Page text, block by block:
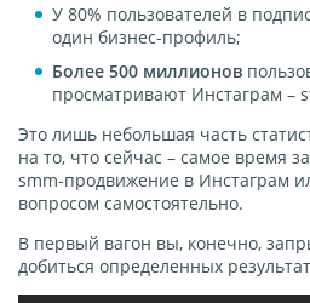
У 80% пользователей в
один бизнес-профиль;
Более 500 миллионов
просматривают Инстаграм –
Это лишь небольшая часть
на то, что сейчас – самое время
smm-продвижение в Инстаграм
вопросом самостоятельно.
В первый вагон вы, конечно,
добиться определенных